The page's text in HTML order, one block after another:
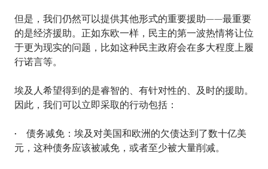
但是，我们仍然可以提供其他形式的重要援助——最重要
的是经济援助。正如东欧一样，民主的第一波热情将让位
于更为现实的问题，比如这种民主政府会在多大程度上履
行诺言等。
埃及人希望得到的是睿智的、有针对性的、及时的援助。
因此，我们可以立即采取的行动包括：
• 债务减免：埃及对美国和欧洲的欠债达到了数十亿美
元，这种债务应该被减免，或者至少被大量削减。